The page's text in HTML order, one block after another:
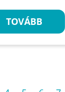
TOVÁBB